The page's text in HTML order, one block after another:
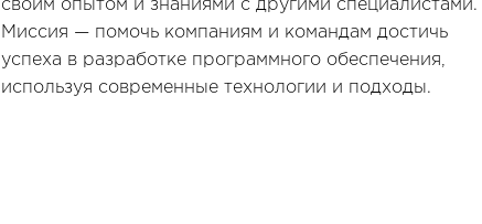
своим опытом и знаниями с другими специалистами.
Миссия — помочь компаниям и командам достичь
успеха в разработке программного обеспечения,
используя современные технологии и подходы.